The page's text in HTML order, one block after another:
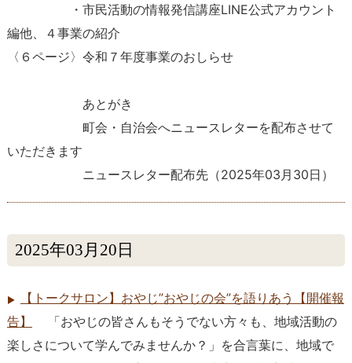
・市民活動の情報発信講座LINE公式アカウント
編他、４事業の紹介
〈６ページ〉令和７年度事業のおしらせ
あとがき
町会・自治会へニュースレターを配布させて
いただきます
ニュースレター配布先（2025年03月30日 ）
2025年03月20日
【トークサロン】おやじ”おやじの会”を語りあう【開催報
告】
「おやじの皆さんもそうでない方々も、地域活動の
楽しさについて学んでみませんか？」を合言葉に、地域で